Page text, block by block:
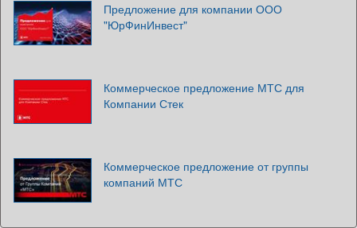
Предложение для компании ООО
"ЮрФинИнвест"
Коммерческое предложение МТС для
Компании Стек
Коммерческое предложение от группы
компаний МТС